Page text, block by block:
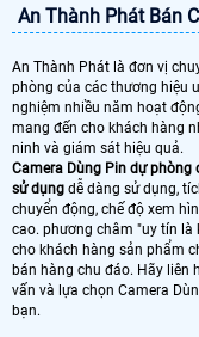
An Thành Phát Bán
An Thành Phát là đơn vị
phòng của các thương hiệu
nghiệm nhiều năm hoạt
mang đến cho khách hàng
ninh và giám sát hiệu quả.
Camera Dùng Pin dự phòng
sử dụng dễ dàng sử dụng,
chuyển động, chế độ xem
cao. phương châm "uy tín là
cho khách hàng sản phẩm
bán hàng chu đáo. Hãy liên
vấn và lựa chọn Camera
bạn.